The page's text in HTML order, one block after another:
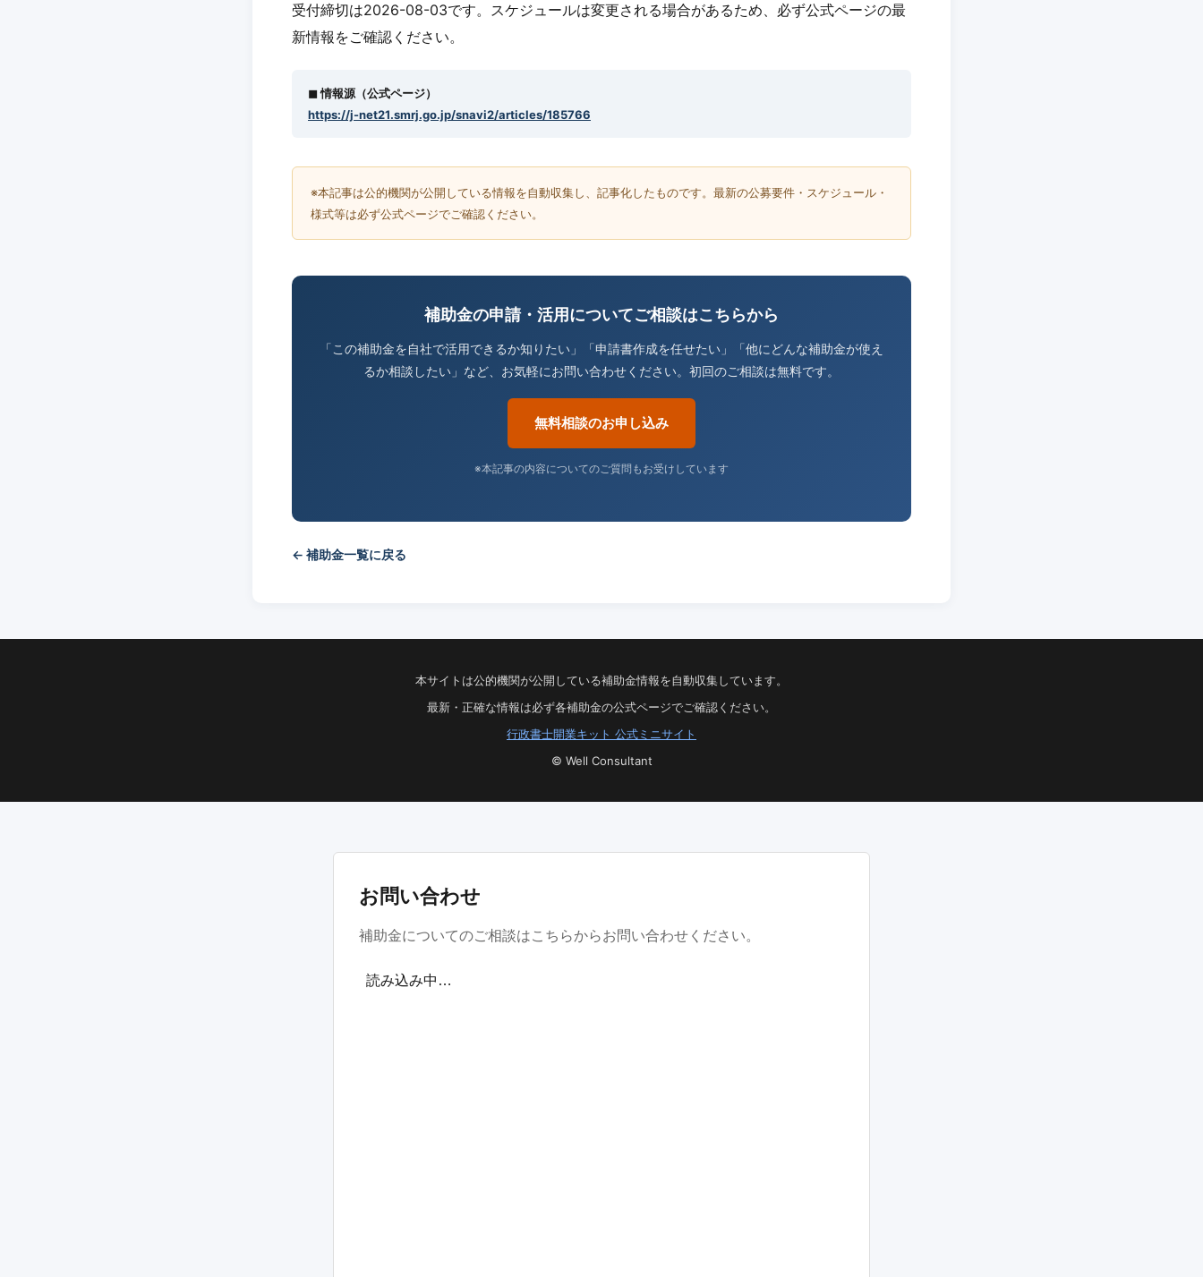
受付締切は2026-08-03です。スケジュールは変更される場合があるため、必ず公式ページの最
新情報をご確認ください。
◼︎ 情報源（公式ページ）
https://j-net21.smrj.go.jp/snavi2/articles/185766
※本記事は公的機関が公開している情報を自動収集し、記事化したものです。最新の公募要件・スケジュール・
様式等は必ず公式ページでご確認ください。
補助金の申請・活用についてご相談はこちらから
「この補助金を自社で活用できるか知りたい」「申請書作成を任せたい」「他にどんな補助金が使え
るか相談したい」など、お気軽にお問い合わせください。初回のご相談は無料です。
無料相談のお申し込み
※本記事の内容についてのご質問もお受けしています
← 補助金一覧に戻る
本サイトは公的機関が公開している補助金情報を自動収集しています。
最新・正確な情報は必ず各補助金の公式ページでご確認ください。
行政書士開業キット 公式ミニサイト
© Well Consultant
お問い合わせ
補助金についてのご相談はこちらからお問い合わせください。